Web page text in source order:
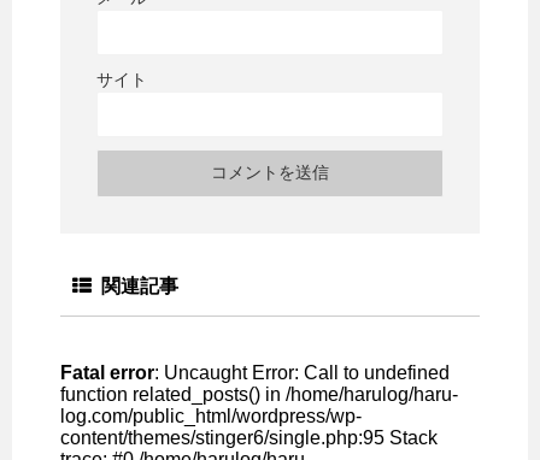
サイト
関連記事
Fatal error: Uncaught Error: Call to undefined
function related_posts() in /home/harulog/haru-
log.com/public_html/wordpress/wp-
content/themes/stinger6/single.php:95 Stack